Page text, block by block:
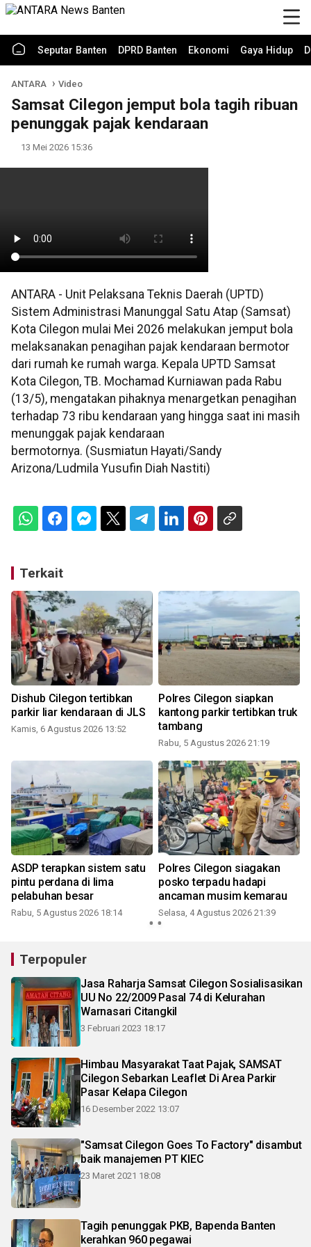
Seputar Banten DPRD Banten Ekonomi Gaya Hidup
ANTARA Video
Samsat Cilegon jemput bola tagih ribuan
penunggak pajak kendaraan
13 Mei 2026 15:36
ANTARA - Unit Pelaksana Teknis Daerah (UPTD)
Sistem Administrasi Manunggal Satu Atap (Samsat)
Kota Cilegon mulai Mei 2026 melakukan jemput bola
melaksanakan penagihan pajak kendaraan bermotor
dari rumah ke rumah warga. Kepala UPTD Samsat
Kota Cilegon, TB. Mochamad Kurniawan pada Rabu
(13/5), mengatakan pihaknya menargetkan penagihan
terhadap 73 ribu kendaraan yang hingga saat ini masih
menunggak pajak kendaraan
bermotornya. (Susmiatun Hayati/Sandy
Arizona/Ludmila Yusufin Diah Nastiti)
Terkait
Dishub Cilegon tertibkan
parkir liar kendaraan di JLS
Kamis, 6 Agustus 2026 13:52
Polres Cilegon siapkan
kantong parkir tertibkan truk
tambang
Rabu, 5 Agustus 2026 21:19
ASDP terapkan sistem satu
pintu perdana di lima
pelabuhan besar
Rabu, 5 Agustus 2026 18:14
Polres Cilegon siagakan
posko terpadu hadapi
ancaman musim kemarau
Selasa, 4 Agustus 2026 21:39
Terpopuler
Jasa Raharja Samsat Cilegon Sosialisasikan
UU No 22/2009 Pasal 74 di Kelurahan
Warnasari Citangkil
3 Februari 2023 18:17
Himbau Masyarakat Taat Pajak, SAMSAT
Cilegon Sebarkan Leaflet Di Area Parkir
Pasar Kelapa Cilegon
16 Desember 2022 13:07
"Samsat Cilegon Goes To Factory" disambut
baik manajemen PT KIEC
23 Maret 2021 18:08
Tagih penunggak PKB, Bapenda Banten
kerahkan 960 pegawai